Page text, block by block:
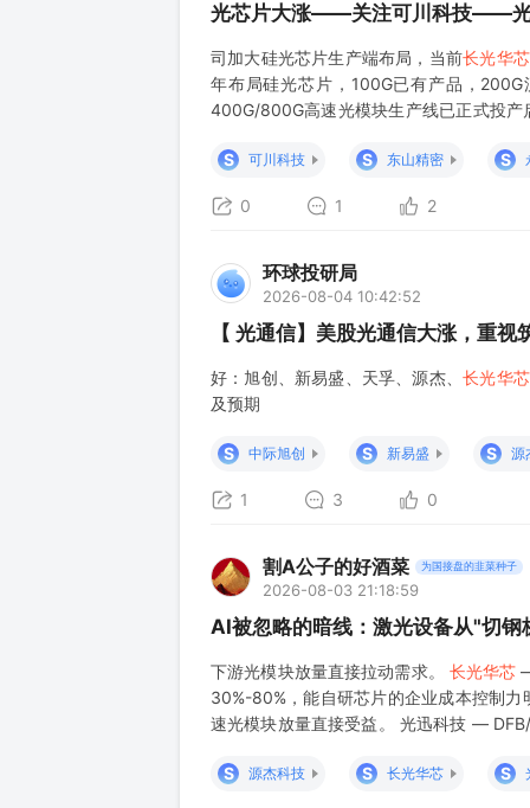
光芯片大涨——关注可川科技——光
司加大硅光芯片生产端布局，当前长光华芯
年布局硅光芯片，100G已有产品，
400G/800G高速光模块生产线已正式投
S
可川科技 S 东山精密 S
0 1 2
环球投研局
2026-08-04 10:42:52
【 光通信】美股光通信大涨，重
好：旭创、新易盛、天孚、源杰、 长光华芯
及预期
S 中际旭创 S 新易盛 S 源
1 3 0
割A公子的好酒菜 为国接盘的韭菜种子
2026-08-03 21:18:59
AI被忽略的暗线：激光设备从"切
下游光模块放量直接拉动需求。 长光华芯
30%-80%，能自研芯片的企业成本控制
速光模块放量直接受益。 光迅科技 —
S
源杰科技 S 长光华芯 S